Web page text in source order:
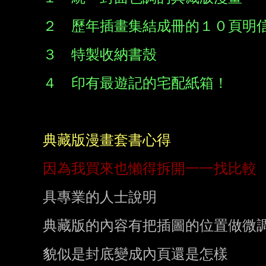
２　歷年插畫集結成冊的１０頁明
３　特製收納書殼
４　印有最遊記的宅配紙箱！
典藏版漫畫套書心得
因為我買來也懶得拆開一一找比較
具專業的人士說明
典藏版的內容有把插圖的位置做微
貌似是封底變成內頁還是怎樣